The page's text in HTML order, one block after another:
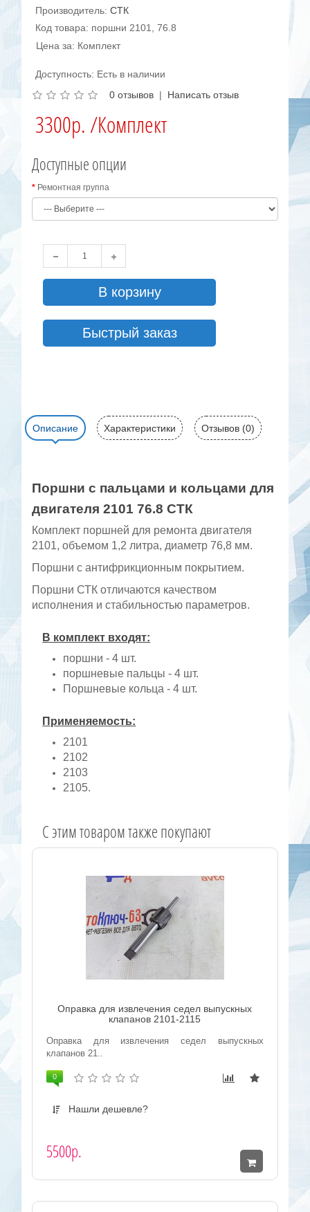
Производитель:СТК
Код товара: поршни 2101, 76.8
Цена за: Комплект
Доступность: Есть в наличии
0 отзывов | Написать отзыв
3300р. /Комплект
Доступные опции
Ремонтная группа
В корзину
Быстрый заказ
Описание Характеристики Отзывов (0)
Поршни с пальцами и кольцами для
двигателя 2101 76.8 СТК
Комплект поршней для ремонта двигателя
2101, объемом 1,2 литра, диаметр 76,8 мм.
Поршни с антифрикционным покрытием.
Поршни СТК отличаются качеством
исполнения и стабильностью параметров.
В комплект входят:
поршни - 4 шт.
поршневые пальцы - 4 шт.
Поршневые кольца - 4 шт.
Применяемость:
2101
2102
2103
2105.
C этим товаром также покупают
Оправка для извлечения седел выпускных
клапанов 2101-2115
Оправка для извлечения седел выпускных
клапанов 21..
0
Нашли дешевле?
5500р.